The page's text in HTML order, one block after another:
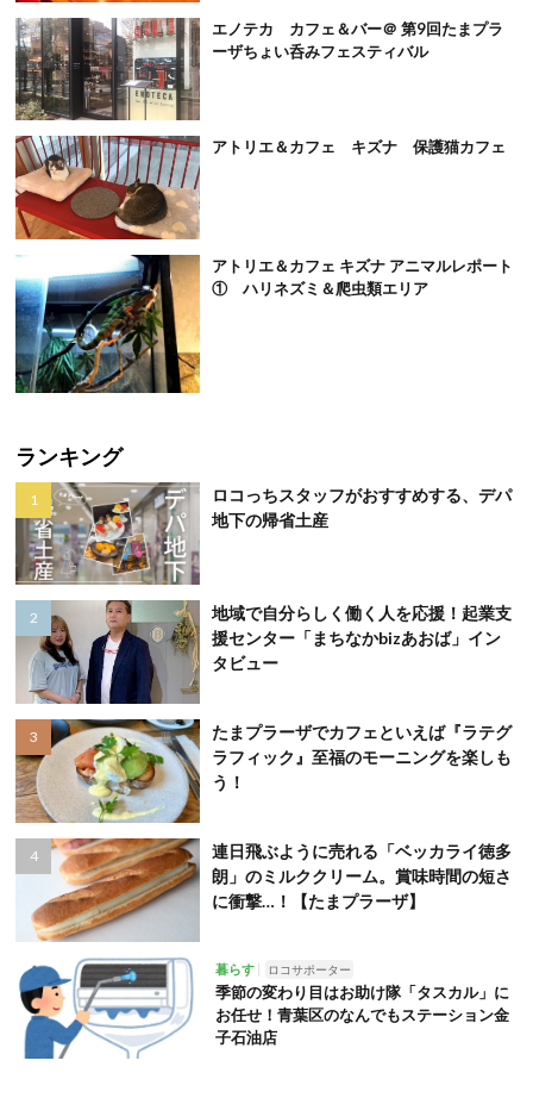
エノテカ カフェ＆バー＠ 第9回たまプラ
ーザちょい呑みフェスティバル
アトリエ＆カフェ キズナ 保護猫カフェ
アトリエ＆カフェ キズナ アニマルレポート
① ハリネズミ＆爬虫類エリア
ランキング
ロコっちスタッフがおすすめする、デパ
地下の帰省土産
地域で自分らしく働く人を応援！起業支
援センター「まちなかbizあおば」イン
タビュー
たまプラーザでカフェといえば『ラテグ
ラフィック』至福のモーニングを楽しも
う！
連日飛ぶように売れる「ベッカライ徳多
朗」のミルククリーム。賞味時間の短さ
に衝撃…！【たまプラーザ】
暮らす ロコサポーター
季節の変わり目はお助け隊「タスカル」に
お任せ！青葉区のなんでもステーション金
子石油店